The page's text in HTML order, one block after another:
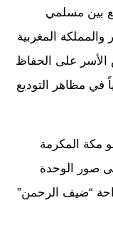
بين مسلمي
والمملكة المغربية
الأسر على الحفاظ
في مظاهر التوديع
مكة المكرمة
صور الوحدة
“ضيف الرحمن”